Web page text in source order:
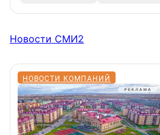
Новости СМИ2
НОВОСТИ КОМПАНИЙ